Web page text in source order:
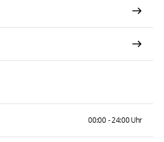
00:00 - 24:00 Uhr